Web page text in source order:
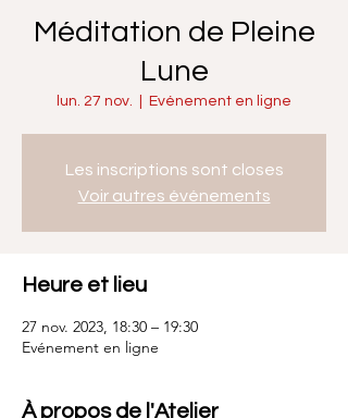
Méditation de Pleine
Lune
lun. 27 nov. Evénement en ligne
Les inscriptions sont closes
Voir autres événements
Heure et lieu
27 nov. 2023, 18:30 – 19:30
Evénement en ligne
À propos de l'Atelier